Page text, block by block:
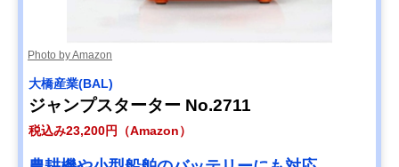
Photo by Amazon
大橋産業(BAL)
ジャンプスターター No.2711
税込み23,200円（Amazon）